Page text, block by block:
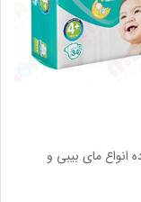
انواع مای بیبی و